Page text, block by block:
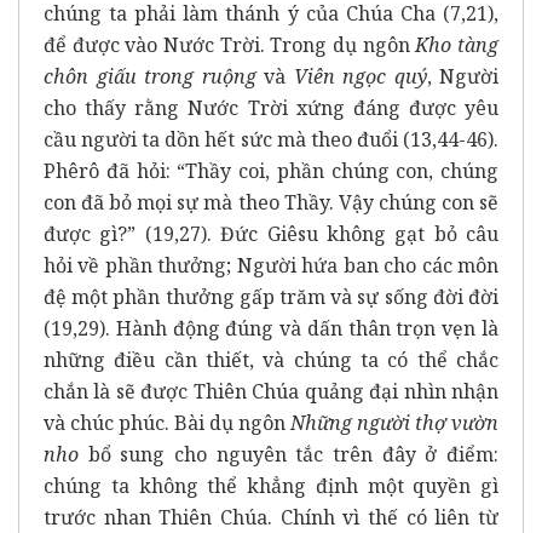
chúng ta phải làm thánh ý của Chúa Cha (7,21),
để được vào Nước Trời. Trong dụ ngônKho tàng
chôn giấu trong ruộngvà Viên ngọc quý, Người
cho thấy rằng Nước Trời xứng đáng được yêu
cầu người ta dồn hết sức mà theo đuổi (13,44-46).
Phêrô đã hỏi: “Thầy coi, phần chúng con, chúng
con đã bỏ mọi sự mà theo Thầy. Vậy chúng con sẽ
được gì?” (19,27). Đức Giêsu không gạt bỏ câu
hỏi về phần thưởng; Người hứa ban cho các môn
đệ một phần thưởng gấp trăm và sự sống đời đời
(19,29). Hành động đúng và dấn thân trọn vẹn là
những điều cần thiết, và chúng ta có thể chắc
chắn là sẽ được Thiên Chúa quảng đại nhìn nhận
và chúc phúc. Bài dụ ngônNhững người thợ vườn
nho bổ sung cho nguyên tắc trên đây ở điểm:
chúng ta không thể khẳng định một quyền gì
trước nhan Thiên Chúa. Chính vì thế có liên từ